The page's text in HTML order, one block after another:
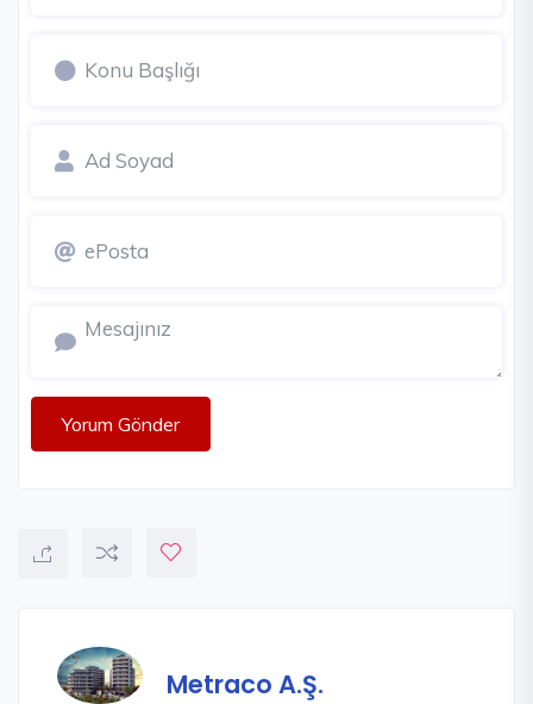
Yorum Gönder
Metraco A.Ş.